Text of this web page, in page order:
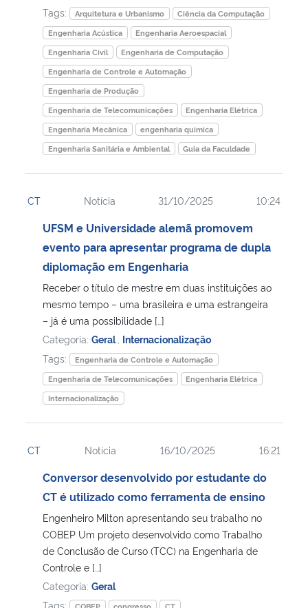
Tags:
Arquitetura e Urbanismo
Ciência da Computação
Engenharia Acústica
Engenharia Aeroespacial
Engenharia Civil
Engenharia de Computação
Engenharia de Controle e Automação
Engenharia de Produção
Engenharia de Telecomunicações
Engenharia Elétrica
Engenharia Mecânica
engenharia quimica
Engenharia Sanitária e Ambiental
Guia da Faculdade
CT Notícia 31/10/2025 10:24
UFSM e Universidade alemã promovem
evento para apresentar programa de dupla
diplomação em Engenharia
Receber o título de mestre em duas instituições ao
mesmo tempo – uma brasileira e uma estrangeira
– já é uma possibilidade […]
Categoria: Geral
Internacionalização
Tags:
Engenharia de Controle e Automação
Engenharia de Telecomunicações
Engenharia Elétrica
Internacionalização
CT Notícia 16/10/2025 16:21
Conversor desenvolvido por estudante do
CT é utilizado como ferramenta de ensino
Engenheiro Milton apresentando seu trabalho no
COBEP Um projeto desenvolvido como Trabalho
de Conclusão de Curso (TCC) na Engenharia de
Controle e […]
Categoria: Geral
Tags: